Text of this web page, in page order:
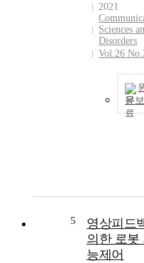
2021
Sciences
Disorders
Vol.26
문
5
영상피드
의한 로봇
능제어